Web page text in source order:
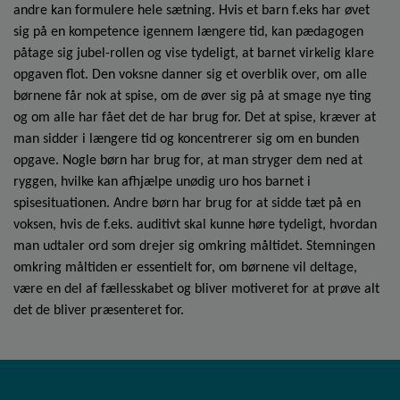
andre kan formulere hele sætning. Hvis et barn f.eks har øvet
sig på en kompetence igennem længere tid, kan pædagogen
påtage sig jubel­-rollen og vise tydeligt, at barnet virkelig klare
opgaven flot. Den voksne danner sig et overblik over, om alle
børnene får nok at spise, om de øver sig på at smage nye ting
og om alle har fået det de har brug for. Det at spise, kræver at
man sidder i længere tid og koncentrerer sig om en bunden
opgave. Nogle børn har brug for, at man stryger dem ned at
ryggen, hvilke kan afhjælpe unødig uro hos barnet i
spisesituationen. Andre børn har brug for at sidde tæt på en
voksen, hvis de f.eks. auditivt skal kunne høre tydeligt, hvordan
man udtaler ord som drejer sig omkring måltidet. Stemningen
omkring måltiden er essentielt for, om børnene vil deltage,
være en del af fællesskabet og bliver motiveret for at prøve alt
det de bliver præsenteret for.